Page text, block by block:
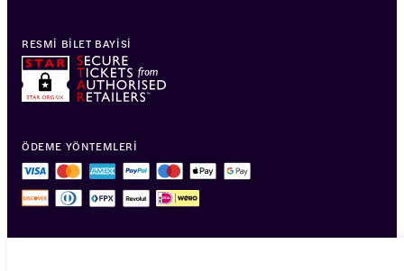
ÖDEME YÖNTEMLERI
RESMI BILET BAYISI